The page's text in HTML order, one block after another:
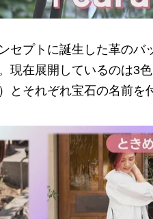
セプトに誕生した革のバ
現在展開しているのは3
とそれぞれ宝石の名前を